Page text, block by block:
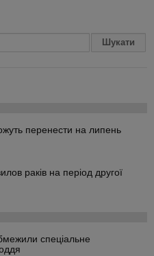
перенести на липень
раків на період другої
спеціальне